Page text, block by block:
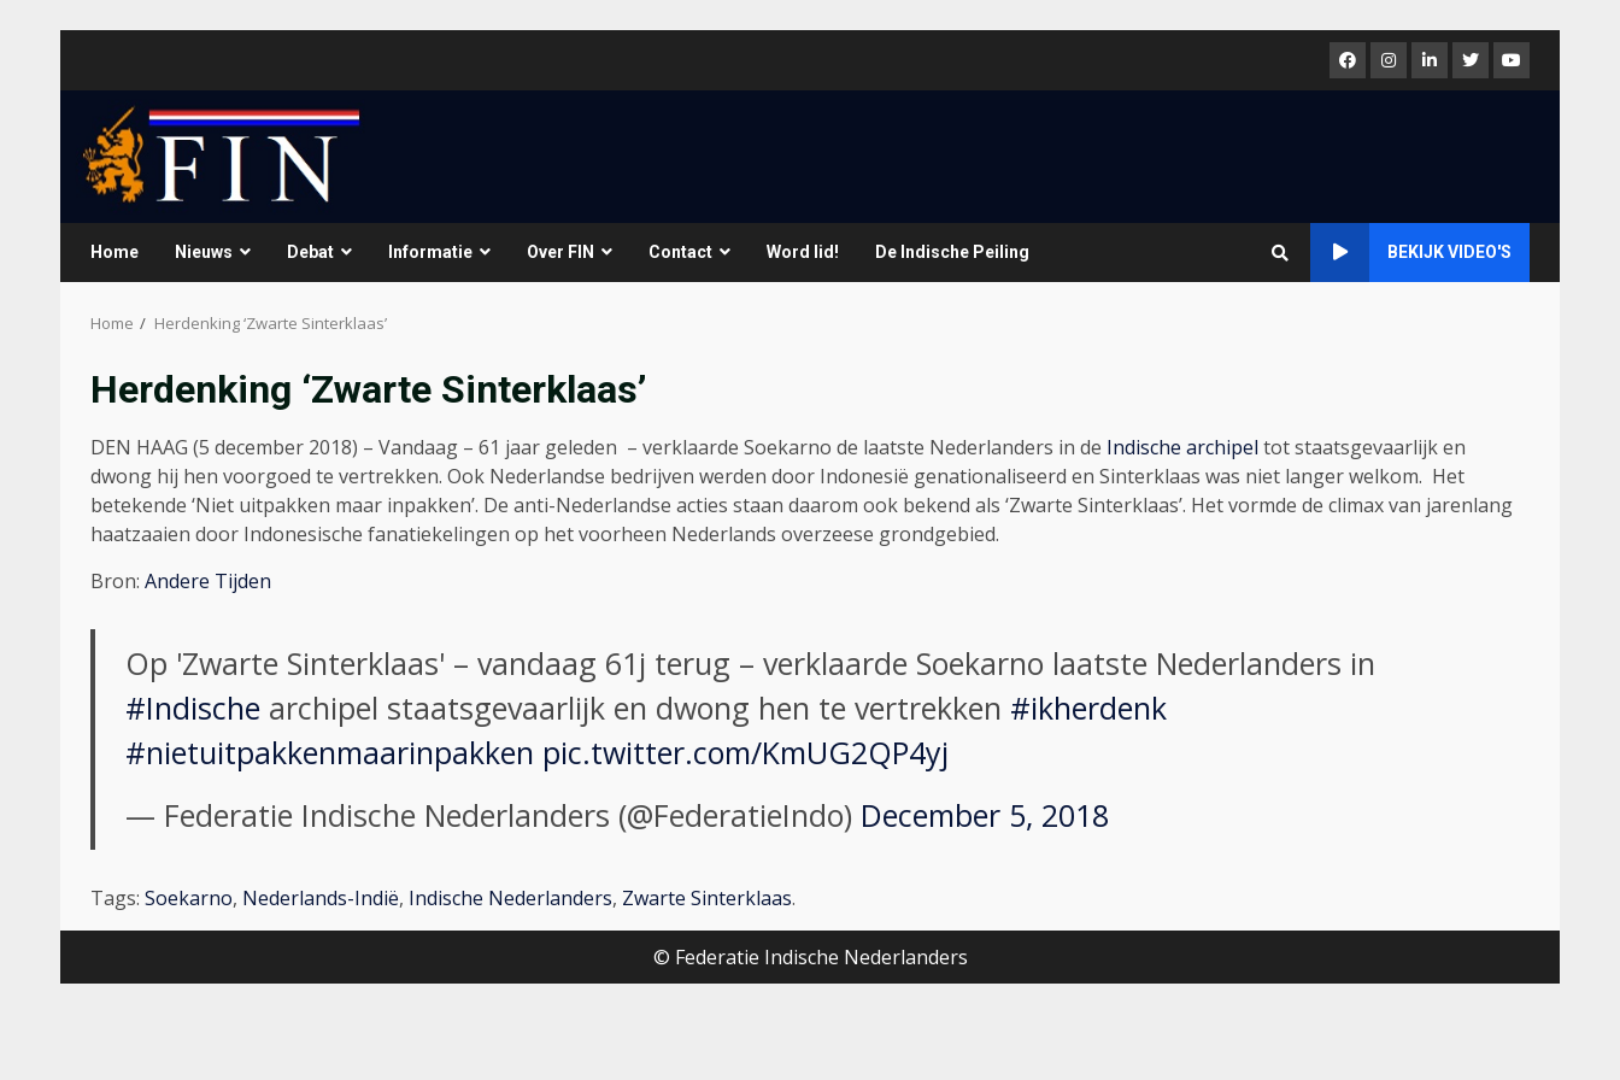
FacebookInstagram
LinkedInTwitterYoutube
Home Nieuws Debat Informatie Over FIN Contact Word lid! De Indische Peiling BEKIJK VIDEO'S
Home Herdenking ‘Zwarte Sinterklaas’
Herdenking ‘Zwarte Sinterklaas’
DEN HAAG (5 december 2018) – Vandaag – 61 jaar geleden – verklaarde Soekarno de laatste Nederlanders in de Indische archipel tot staatsgevaarlijk en
dwong hij hen voorgoed te vertrekken. Ook Nederlandse bedrijven werden door Indonesië genationaliseerd en Sinterklaas was niet langer welkom. Het
betekende ‘Niet uitpakken maar inpakken’. De anti-Nederlandse acties staan daarom ook bekend als ‘Zwarte Sinterklaas’. Het vormde de climax van jarenlang
haatzaaien door Indonesische fanatiekelingen op het voorheen Nederlands overzeese grondgebied.
Bron: Andere Tijden
Op 'Zwarte Sinterklaas' – vandaag 61j terug – verklaarde Soekarno laatste Nederlanders in
#Indischearchipel staatsgevaarlijk en dwong hen te vertrekken #ikherdenk
#nietuitpakkenmaarinpakken pic.twitter.com/KmUG2QP4yj
— Federatie Indische Nederlanders (@FederatieIndo) December 5, 2018
Tags: Soekarno, Nederlands-Indië, Indische Nederlanders, Zwarte Sinterklaas.
© Federatie Indische Nederlanders